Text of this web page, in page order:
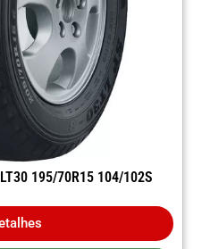
LT30 195/70R15 104/102S